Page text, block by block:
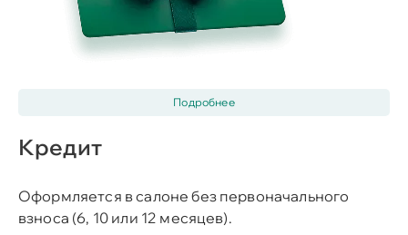
Подробнее
Кредит
Оформляется в салоне без первоначального
взноса (6, 10 или 12 месяцев).